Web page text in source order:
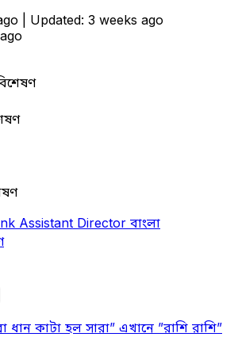
| Updated: 3 weeks ago
Assistant Director বাংলা
ধান কাটা হল সারা” এখানে ”রাশি রাশি”